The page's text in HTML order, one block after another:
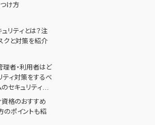
け方
ュリティとは？注
クと対策を紹介
理者・利用者はど
ティ対策をするべ
のセキュリティ対
！
資格のおすすめ
のポイントも紹